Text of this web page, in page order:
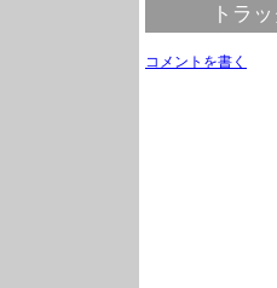
トラ
コメントを書く